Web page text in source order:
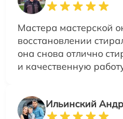
Мастера мастерской
восстановлении
она снова отлично
и качественную
Ильинский